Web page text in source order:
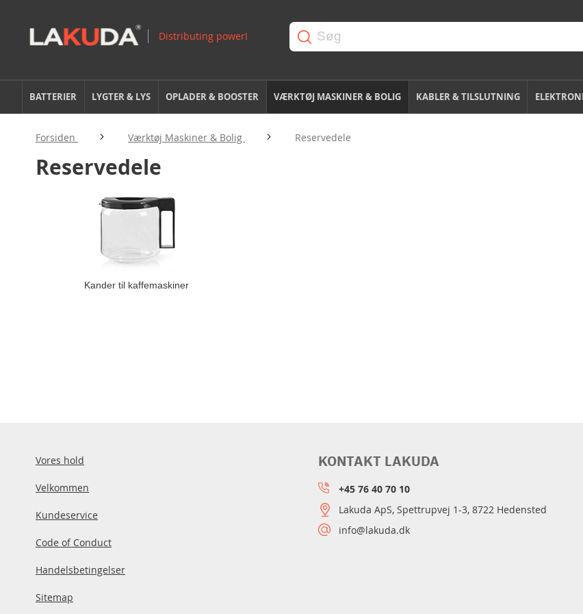
BATTERIER LYGTER & LYS OPLADER & BOOSTER VÆRKTØJ MASKINER & BOLIG KABLER & TILSLUTNING
Forsiden Værktøj Maskiner & Bolig Reservedele
Reservedele
Kander til kaffemaskiner
Vores hold
Velkommen
Kundeservice
Code of Conduct
Handelsbetingelser
Sitemap
KONTAKT LAKUDA
+45 76 40 70 10
Lakuda ApS, Spettrupvej 1-3, 8722 Hedensted
info@lakuda.dk